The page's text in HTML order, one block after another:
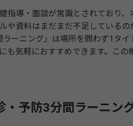
指導・面談が常識とされており、
や資料はまだまだ不足しているの
ラーニング」は場所を問わず1タイ
も気軽におすすめできます。この
・予防3分間ラーニン